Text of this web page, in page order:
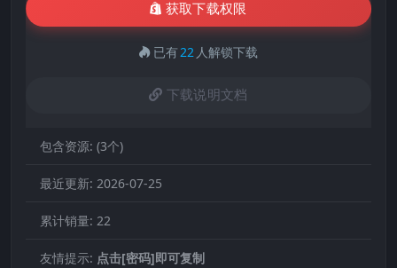
获取下载权限
已有22 人解锁下载
下载说明文档
包含资源: (3个)
最近更新: 2026-07-25
累计销量: 22
友情提示: 点击[密码]即可复制